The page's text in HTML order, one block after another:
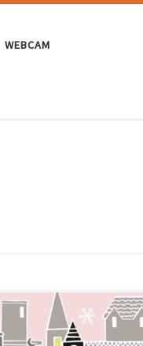
WEBCAM
uscite pre-natalizie di dischi